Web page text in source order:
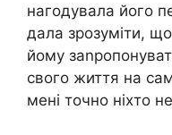
нагодувала його
дала зрозуміти,
йому
свого життя на
мені точно ніхто